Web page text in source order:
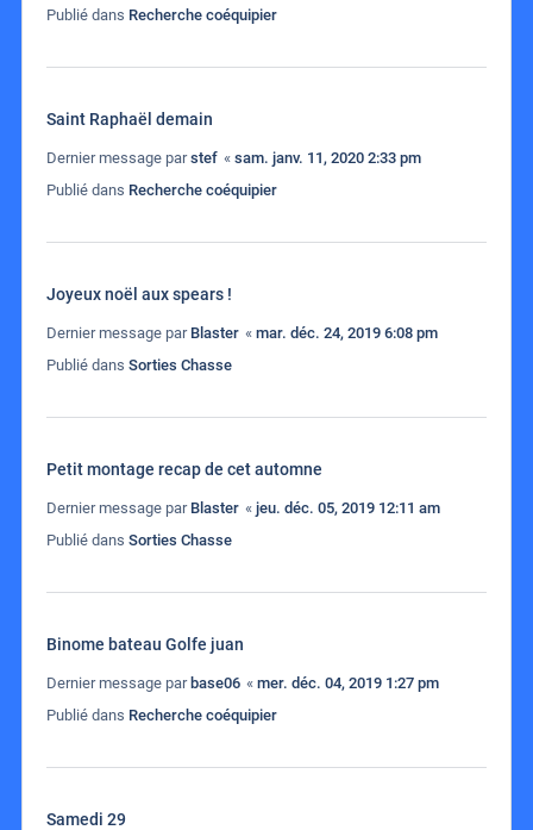
Publié dans Recherche coéquipier
Saint Raphaël demain
Dernier message parstef « sam. janv. 11, 2020 2:33 pm
Publié dans Recherche coéquipier
Joyeux noël aux spears !
Dernier message par Blaster « mar. déc. 24, 2019 6:08 pm
Publié dans Sorties Chasse
Petit montage recap de cet automne
Dernier message par Blaster « jeu. déc. 05, 2019 12:11 am
Publié dans Sorties Chasse
Binome bateau Golfe juan
Dernier message par base06 « mer. déc. 04, 2019 1:27 pm
Publié dans Recherche coéquipier
Samedi 29